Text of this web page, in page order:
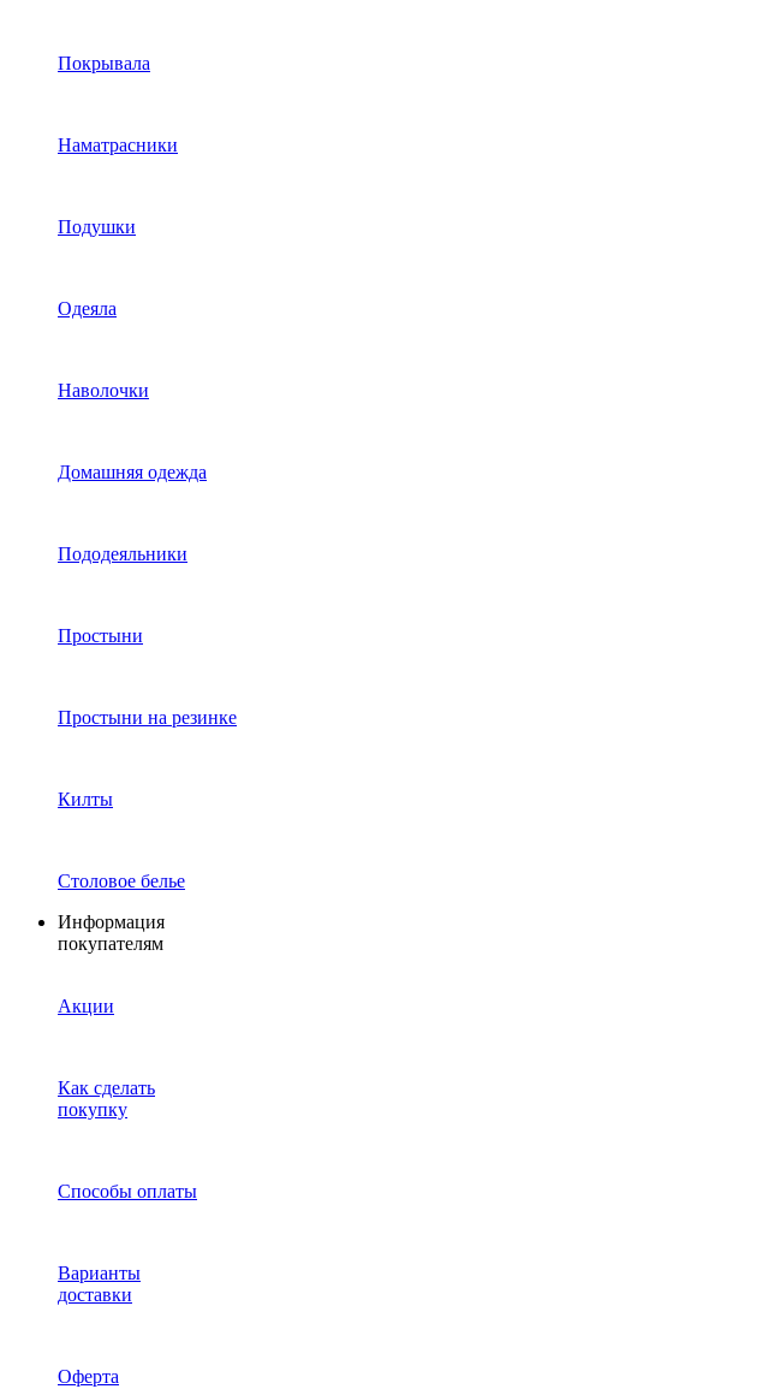
Покрывала
Наматрасники
Подушки
Одеяла
Наволочки
Домашняя одежда
Пододеяльники
Простыни
Простыни на резинке
Килты
Столовое белье
Информация
покупателям
Акции
Как сделать
покупку
Способы оплаты
Варианты
доставки
Оферта